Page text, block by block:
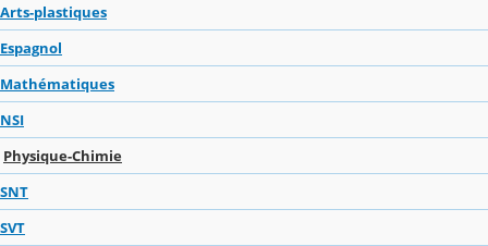
Arts-plastiques
Espagnol
Mathématiques
NSI
Physique-Chimie
SNT
SVT